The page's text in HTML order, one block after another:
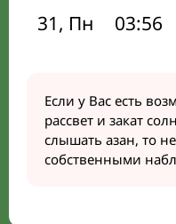
31, Пн
03:56
Если у Вас есть
рассвет и закат
слышать азан, то
собственными